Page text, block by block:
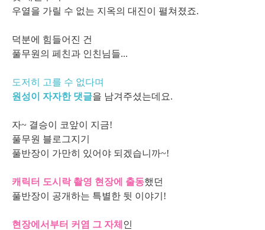
우열을 가릴 수 없는 지옥의 대진이 펼쳐졌죠.
덕분에 힘들어진 건
풀무원의 페친과 인친님들...
도저히 고를 수 없다며
원성이 자자한 댓글을 남겨주셨는데요.
자~ 결승이 코앞이 지금!
풀무원 블로그지기
풀반장이 가만히 있어야 되겠습니까~!
캐릭터 도시락 촬영 현장에 출동했던
풀반장이 공개하는 특별한 뒷 이야기!
현장에서부터 커염 그 자체 인